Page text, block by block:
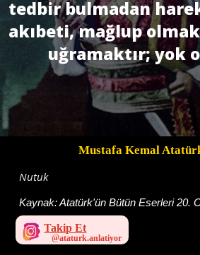
tedbir bulmadan
akıbeti, mağlup
uğramaktır; yok
Mustafa Kemal
Nutuk
Kaynak:Atatürk'ün Bütün Eserleri 20.
Takip Et